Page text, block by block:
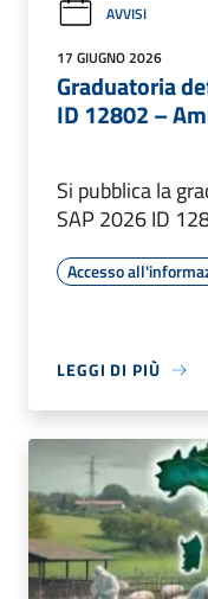
AVVISI
17 GIUGNO 2026
Graduatoria
ID 12802 –
Si pubblica la
SAP 2026 ID
Accesso
LEGGI DI PIÙ